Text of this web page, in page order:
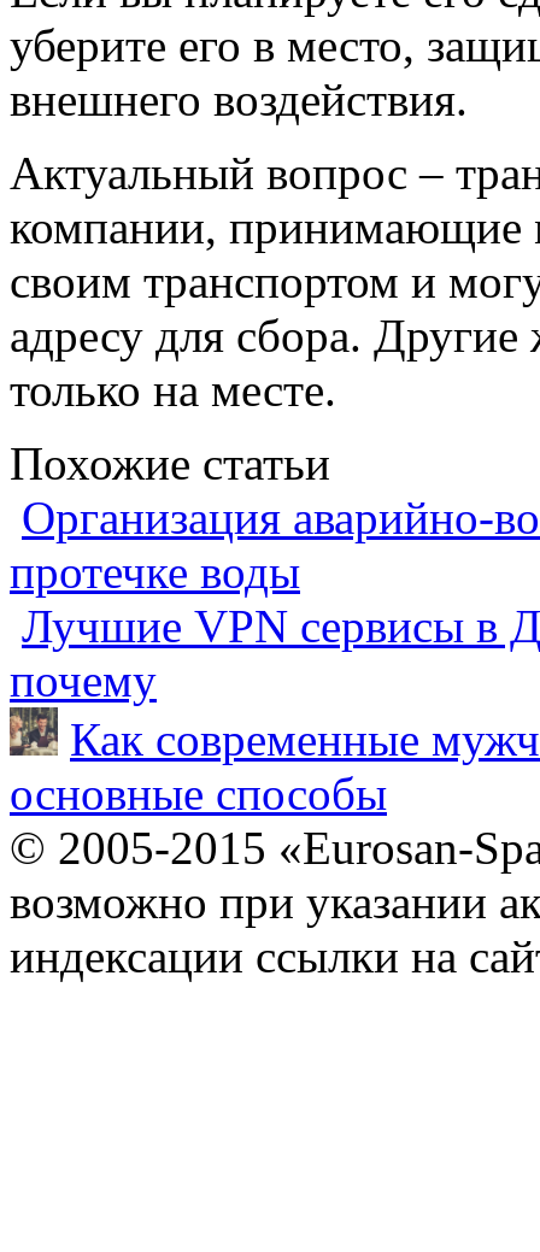
уберите его в место,
внешнего воздействия.
Актуальный вопрос –
компании, принимающие
своим транспортом и
адресу для сбора.
только на месте.
Похожие статьи
Организация аварийно-
протечке воды
Лучшие VPN сервисы в
почему
Как современные
основные способы
© 2005-2015 «Eurosan-
возможно при указании
индексации ссылки на